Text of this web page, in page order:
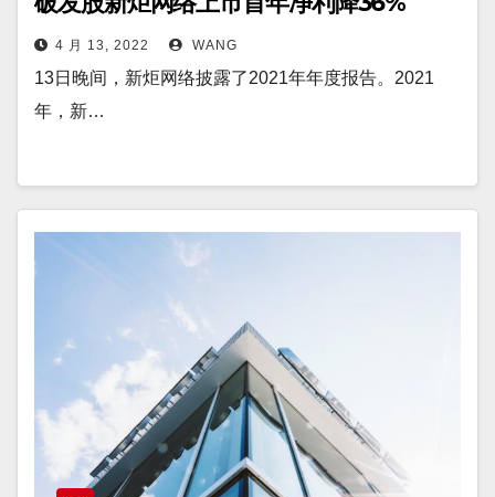
4 月 13, 2022 WANG
13日晚间，新炬网络披露了2021年年度报告。2021
年，新…